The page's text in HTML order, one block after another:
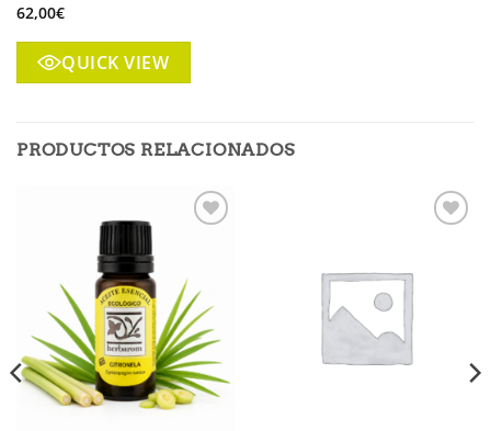
62,00€
QUICK VIEW
PRODUCTOS RELACIONADOS